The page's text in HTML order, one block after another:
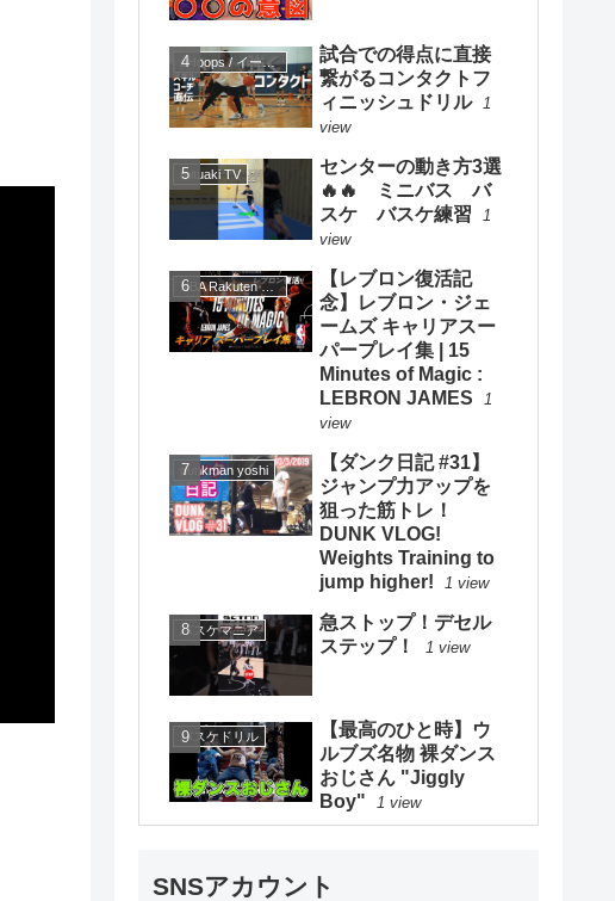
eHoops / イー・フープス
試合での得点に直接
繋がるコンタクトフ
ィニッシュドリル 1
view
mituaki TV
センターの動き方3選
🔥🔥 ミニバス バ
スケ バスケ練習
1
view
NBA Rakuten 公式チャンネル
【レブロン復活記
念】レブロン・ジェ
ームズ キャリアスー
パープレイ集 | 15
Minutes of Magic :
LEBRON JAMES
1
view
dunkman yoshi
【ダンク日記 #31】
ジャンプ力アップを
狙った筋トレ！
DUNK VLOG!
Weights Training to
jump higher!
1 view
バスケマニア
急ストップ！デセル
ステップ！
1 view
バスケドリル
【最高のひと時】ウ
ルブズ名物 裸ダンス
おじさん "Jiggly
Boy"
1 view
SNSアカウント